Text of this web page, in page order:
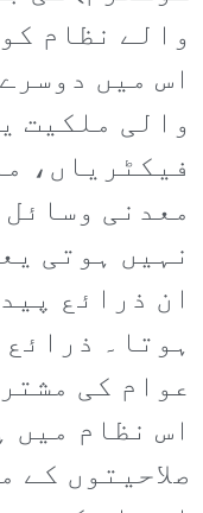
والے نظام
اس میں
والی ملکیت
فیکٹریاں،
معدنی
نہیں ہوتی
ان ذرائع
ہوتا۔
عوام کی
اس نظام میں
صلاحیتوں